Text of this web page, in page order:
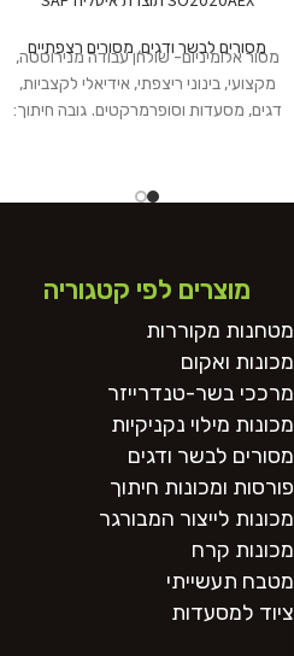
מסורים לבשר ודגים, מסורים רצפתיים
מסור אלומיניום- שולחן עבודה מנירוסטה,
מקצועי, בינוני ריצפתי, אידיאלי לקצביות,
דגים, מסעדות וסופרמרקטים. גובה חיתוך:
מוצרים לפי קטגוריה
מטחנות מקוררות
מכונות ואקום
מרככי בשר-טנדרייזר
מכונות מילוי נקניקיות
מסורים לבשר ודגים
פורסות ומכונות חיתוך
מכונות לייצור המבורגר
מכונות קרח
מטבח תעשייתי
ציוד למסעדות